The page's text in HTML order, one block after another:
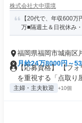
株式会社大中環境
【20代で、年収600
万■隔週土＆日祝休み
福岡県福岡市城南区
月給24万8000円～
【応募資格】 【フ
を重視する「点取り
主婦・主夫歓迎 +10個